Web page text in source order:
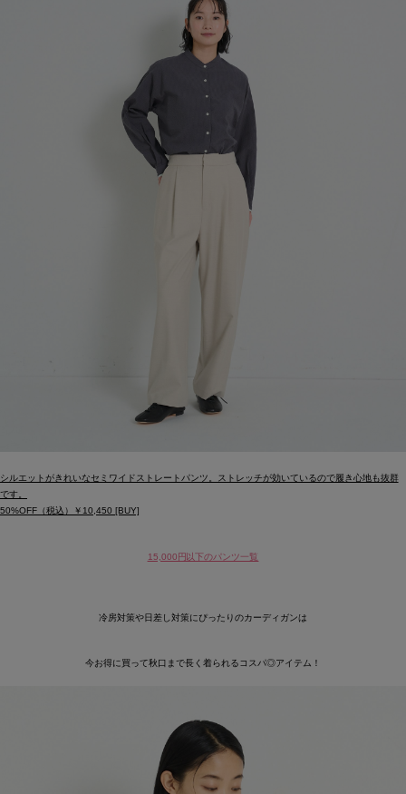
シルエットがきれいなセミワイドストレートパンツ。ストレッチが効いているので履き心地も抜群
です。
50%OFF（税込）￥10,450 [BUY]
15,000円以下のパンツ一覧
冷房対策や日差し対策にぴったりのカーディガンは
今お得に買って秋口まで長く着られるコスパ◎アイテム！